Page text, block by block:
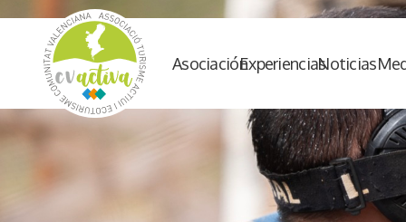
AsociaciónExperienciasNoticias